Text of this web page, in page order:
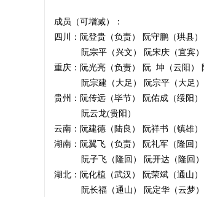
成员（可增减）：
四川：阮登贵（负责） 阮守鹏（珙县
阮宗平（兴文） 阮宋庆（宜宾）
重庆：阮光亮（负责） 阮 坤（云阳）
阮宗建（大足） 阮宗平（大足）
贵州：阮传远（毕节） 阮佑成（绥阳
阮云龙(贵阳）
云南：阮建德（陆良） 阮祥书（镇雄
湖南：阮翼飞（负责） 阮礼军（隆回
阮子飞（隆回） 阮开达（隆回）
湖北：阮化植（武汉） 阮荣斌（通山
阮长福（通山） 阮定华（云梦）